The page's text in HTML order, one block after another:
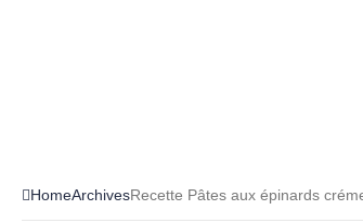
HomeArchivesRecette Pâtes aux épinards